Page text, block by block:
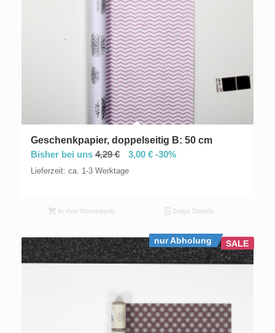
Geschenkpapier, doppelseitig B: 50 cm
Bisher bei uns 4,29€ 3,00 €-30%
Lieferzeit: ca. 1-3 Werktage
In den Warenkorb Zeige Details
nur Abholung SALE